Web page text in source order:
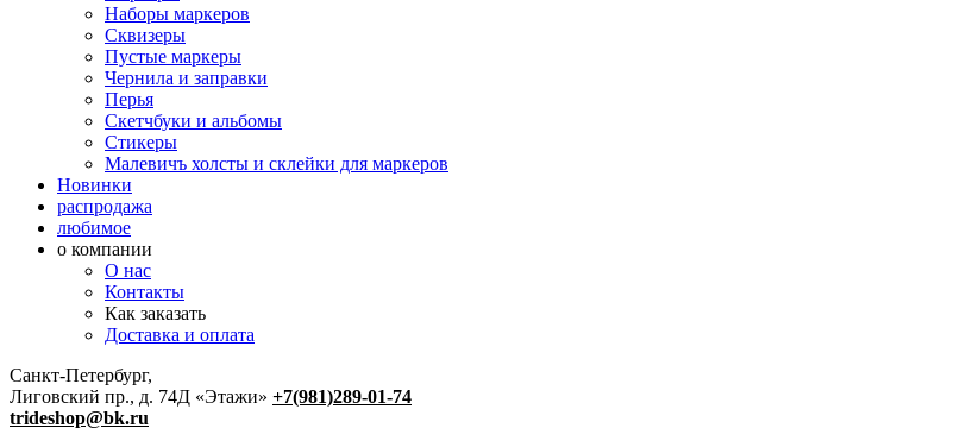
Наборы маркеров
Сквизеры
Пустые маркеры
Чернила и заправки
Перья
Скетчбуки и альбомы
Стикеры
Малевичъ холсты и склейки для маркеров
Новинки
распродажа
любимое
о компании
О нас
Контакты
Как заказать
Доставка и оплата
Санкт-Петербург,
Лиговский пр., д. 74Д «Этажи» +7(981)289-01-74
trideshop@bk.ru